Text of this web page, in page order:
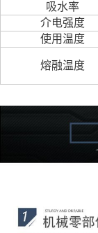
吸水率
介电强度
使用温度
熔融温度